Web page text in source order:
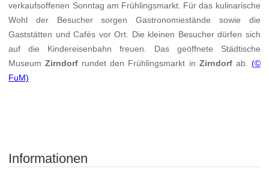
verkaufsoffenen Sonntag am Frühlingsmarkt. Für das kulinarische
Wohl der Besucher sorgen Gastronomiestände sowie die
Gaststätten und Cafés vor Ort. Die kleinen Besucher dürfen sich
auf die Kindereisenbahn freuen. Das geöffnete Städtische
MuseumZirndorf rundet den Frühlingsmarkt in Zirndorfab. (©
FuM)
Informationen